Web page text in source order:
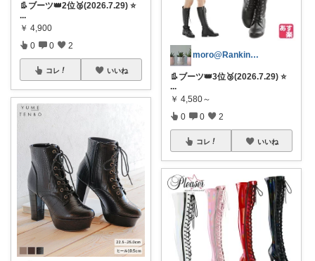
👢ブーツ👑2位🥈(2026.7.29) ⭐
...
￥ 4,900
0 0 2
コレ いいね
moro@Ranking ROOM
👢ブーツ👑3位🥉(2026.7.29) ⭐
...
￥ 4,580～
0 0 2
コレ いいね